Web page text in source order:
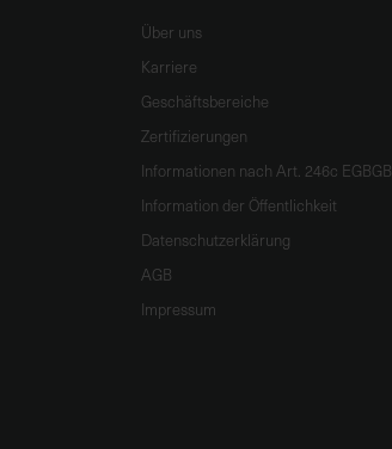
Über uns
Karriere
Geschäftsbereiche
Zertifizierungen
Informationen nach Art. 246c EGBGB
Information der Öffentlichkeit
Datenschutzerklärung
AGB
Impressum